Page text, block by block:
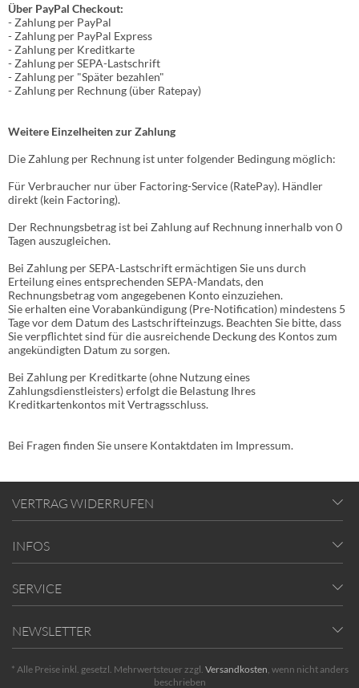
Über PayPal Checkout:
- Zahlung per PayPal
- Zahlung per PayPal Express
- Zahlung per Kreditkarte
- Zahlung per SEPA-Lastschrift
- Zahlung per "Später bezahlen"
- Zahlung per Rechnung (über Ratepay)
Weitere Einzelheiten zur Zahlung
Die Zahlung per Rechnung ist unter folgender Bedingung möglich:
Für Verbraucher nur über Factoring-Service (RatePay). Händler
direkt (kein Factoring).
Der Rechnungsbetrag ist bei Zahlung auf Rechnung innerhalb von 0
Tagen auszugleichen.
Bei Zahlung per SEPA-Lastschrift ermächtigen Sie uns durch
Erteilung eines entsprechenden SEPA-Mandats, den
Rechnungsbetrag vom angegebenen Konto einzuziehen.
Sie erhalten eine Vorabankündigung (Pre-Notification) mindestens 5
Tage vor dem Datum des Lastschrifteinzugs. Beachten Sie bitte, dass
Sie verpflichtet sind für die ausreichende Deckung des Kontos zum
angekündigten Datum zu sorgen.
Bei Zahlung per Kreditkarte (ohne Nutzung eines
Zahlungsdienstleisters)erfolgt die Belastung Ihres
Kreditkartenkontos mit Vertragsschluss.
Bei Fragen finden Sie unsere Kontaktdaten im Impressum.
VERTRAG WIDERRUFEN
INFOS
SERVICE
NEWSLETTER
* Alle Preise inkl. gesetzl. Mehrwertsteuer zzgl. Versandkosten, wenn nicht anders
beschrieben